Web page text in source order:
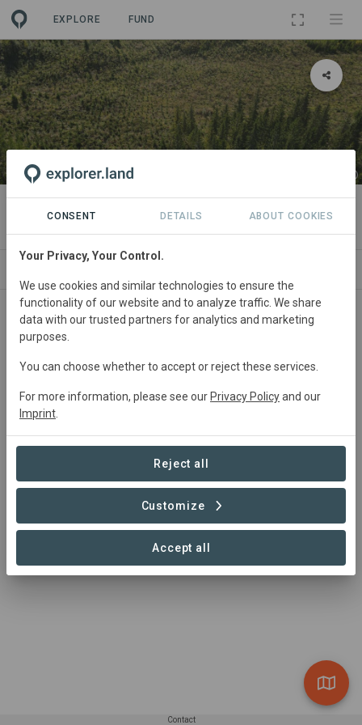
EXPLORE FUND
PROJECT
Istutades tulevikku
Puude istutamine raiesmikele on tähtis, ent veelgi suurem
on kliimakasu siis, kui metsastatakse alasid, kus enne
Kaardistame selliseid võimalusi, räägime läbi
maaomanikega ning kanname hoolt selle eest, et
kasvama saaks neile aladele just kõige sobivamad puud.
Tulevikku saame istutada ainult tänu meie võrgustikku
maal teha. Istutamises saavad kaasa lüüa nii eraisikud
ka käed-külge-lähenemisest!
Contact
CONSENT DETAILS ABOUT COOKIES
Your Privacy, Your Control.
We use cookies and similar technologies to ensure the
functionality of our website and to analyze traffic. We share
data with our trusted partners for analytics and marketing
purposes.
You can choose whether to accept or reject these services.
For more information, please see our Privacy Policyand our
Imprint
Reject all
Customize
Accept all